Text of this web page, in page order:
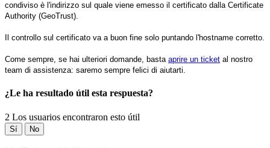
condiviso è l'indirizzo sul quale viene emesso il certificato dalla Certificate
Authority (GeoTrust).
Il controllo sul certificato va a buon fine solo puntando l'hostname corretto.
Come sempre, se hai ulteriori domande, basta aprire un ticket al nostro
team di assistenza: saremo sempre felici di aiutarti.
¿Le ha resultado útil esta respuesta?
2 Los usuarios encontraron esto útil
Sí No